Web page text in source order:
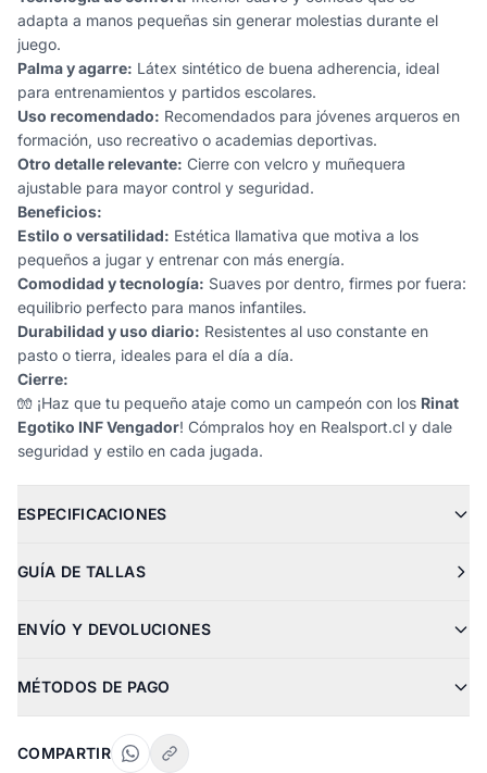
adapta a manos pequeñas sin generar molestias durante el
juego.
Palma y agarre: Látex sintético de buena adherencia, ideal
para entrenamientos y partidos escolares.
Uso recomendado: Recomendados para jóvenes arqueros en
formación, uso recreativo o academias deportivas.
Otro detalle relevante: Cierre con velcro y muñequera
ajustable para mayor control y seguridad.
Beneficios:
Estilo o versatilidad: Estética llamativa que motiva a los
pequeños a jugar y entrenar con más energía.
Comodidad y tecnología: Suaves por dentro, firmes por fuera:
equilibrio perfecto para manos infantiles.
Durabilidad y uso diario: Resistentes al uso constante en
pasto o tierra, ideales para el día a día.
Cierre:
🧤 ¡Haz que tu pequeño ataje como un campeón con los Rinat
Egotiko INF Vengador! Cómpralos hoy en Realsport.cl y dale
seguridad y estilo en cada jugada.
ESPECIFICACIONES
GUÍA DE TALLAS
ENVÍO Y DEVOLUCIONES
MÉTODOS DE PAGO
COMPARTIR